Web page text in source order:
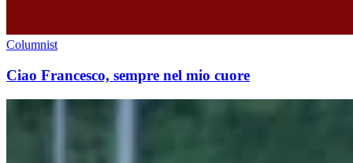
Columnist
Ciao Francesco, sempre nel mio cuore